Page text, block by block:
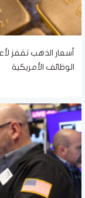
الوظائف الأمريكية